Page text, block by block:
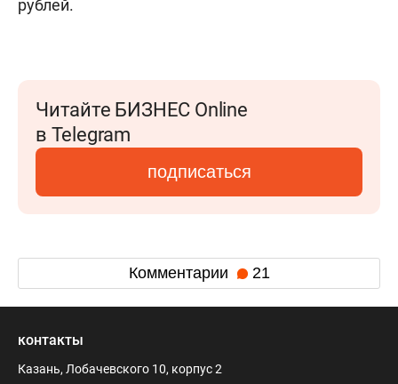
рублей.
Читайте БИЗНЕС Online
в Telegram
подписаться
Комментарии 21
контакты
Казань, Лобачевского 10, корпус 2